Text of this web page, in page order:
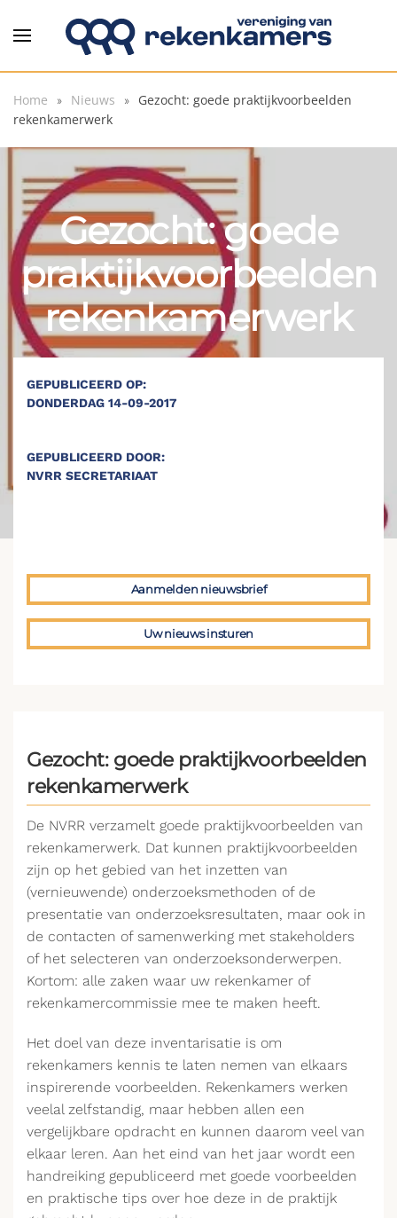
Overslaan en naar de inhoud gaan
Home Nieuws
Gezocht: goede praktijkvoorbeelden
rekenkamerwerk
Gezocht: goede
praktijkvoorbeelden
rekenkamerwerk
GEPUBLICEERD OP:
DONDERDAG 14-09-2017
GEPUBLICEERD DOOR:
NVRR SECRETARIAAT
Aanmelden nieuwsbrief
Uw nieuws insturen
Gezocht: goede praktijkvoorbeelden
rekenkamerwerk
De NVRR verzamelt goede praktijkvoorbeelden van
rekenkamerwerk. Dat kunnen praktijkvoorbeelden
zijn op het gebied van het inzetten van
(vernieuwende) onderzoeksmethoden of de
presentatie van onderzoeksresultaten, maar ook in
de contacten of samenwerking met stakeholders
of het selecteren van onderzoeksonderwerpen.
Kortom: alle zaken waar uw rekenkamer of
rekenkamercommissie mee te maken heeft.
Het doel van deze inventarisatie is om
rekenkamers kennis te laten nemen van elkaars
inspirerende voorbeelden. Rekenkamers werken
veelal zelfstandig, maar hebben allen een
vergelijkbare opdracht en kunnen daarom veel van
elkaar leren. Aan het eind van het jaar wordt een
handreiking gepubliceerd met goede voorbeelden
en praktische tips over hoe deze in de praktijk